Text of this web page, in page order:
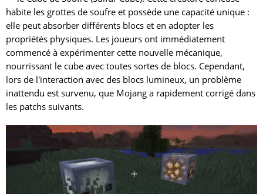
habite les grottes de soufre et possède une capacité unique :
elle peut absorber différents blocs et en adopter les
propriétés physiques. Les joueurs ont immédiatement
commencé à expérimenter cette nouvelle mécanique,
nourrissant le cube avec toutes sortes de blocs. Cependant,
lors de l'interaction avec des blocs lumineux, un problème
inattendu est survenu, que Mojang a rapidement corrigé dans
les patchs suivants.